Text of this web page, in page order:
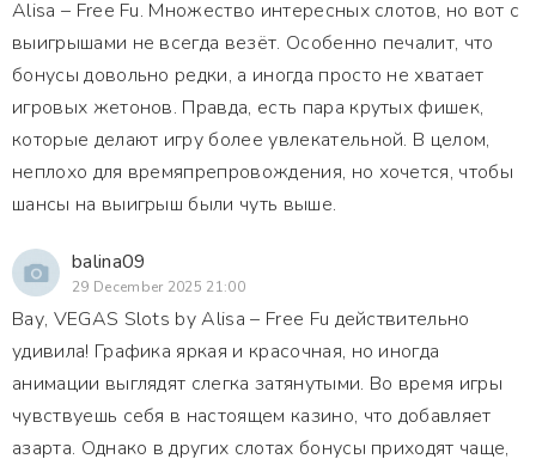
Alisa – Free Fu. Множество интересных слотов, но вот с
выигрышами не всегда везёт. Особенно печалит, что
бонусы довольно редки, а иногда просто не хватает
игровых жетонов. Правда, есть пара крутых фишек,
которые делают игру более увлекательной. В целом,
неплохо для времяпрепровождения, но хочется, чтобы
шансы на выигрыш были чуть выше.
balina09
29 December 2025 21:00
Вау, VEGAS Slots by Alisa – Free Fu действительно
удивила! Графика яркая и красочная, но иногда
анимации выглядят слегка затянутыми. Во время игры
чувствуешь себя в настоящем казино, что добавляет
азарта. Однако в других слотах бонусы приходят чаще,